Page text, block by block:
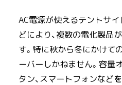
AC電源が使えるテントサ
どにより、複数の電化製品
す。特に秋から冬にかけて
ーバーしかねません。容量
タン、スマートフォンなどを